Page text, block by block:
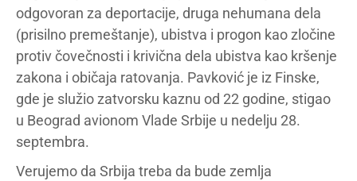
odgovoran za deportacije, druga nehumana dela
(prisilno premeštanje), ubistva i progon kao zločine
protiv čovečnosti i krivična dela ubistva kao kršenje
zakona i običaja ratovanja. Pavković je iz Finske,
gde je služio zatvorsku kaznu od 22 godine, stigao
u Beograd avionom Vlade Srbije u nedelju 28.
septembra.
Verujemo da Srbija treba da bude zemlja